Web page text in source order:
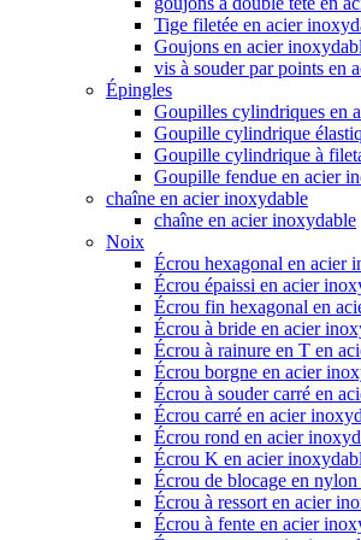
Tige filetée en acier
Goujons en acier
vis à souder par points en
Épingles
Goupilles cylindriques en
Goupille cylindrique
Goupille cylindrique à
Goupille fendue en acier
chaîne en acier inoxydable
chaîne en acier inoxydable
Noix
Écrou hexagonal en acier
Écrou épaissi en acier
Écrou fin hexagonal en
Écrou à bride en acier
Écrou à rainure en T en
Écrou borgne en acier
Écrou à souder carré en
Écrou carré en acier
Écrou rond en acier
Écrou K en acier
Écrou de blocage en
Écrou à ressort en acier
Écrou à fente en acier